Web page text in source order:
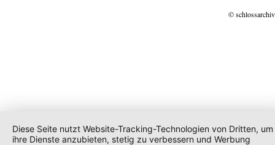
©
Diese Seite nutzt Website-Tracking-Technologien von Dritten, um
ihre Dienste anzubieten, stetig zu verbessern und Werbung